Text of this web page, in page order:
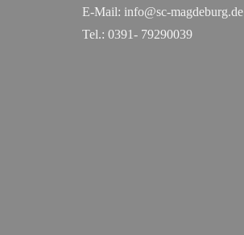
E-Mail: info@sc-magdeburg.de
Tel.: 0391- 79290039